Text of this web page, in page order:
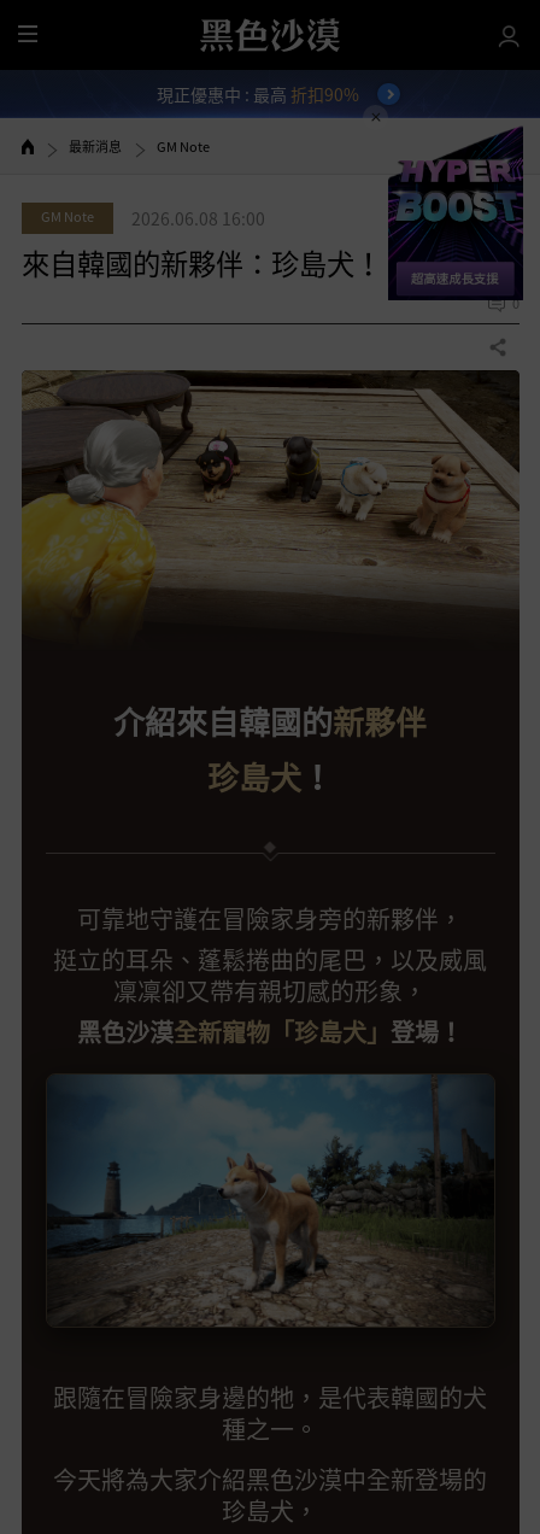
全
部
單
現正優惠中 : 最高 折扣90%
最新消息 GM Note
GM Note 2026.06.08 16:00
來自韓國的新夥伴：珍島犬！
0
分享
介紹來自韓國的新夥伴
珍島犬 ！
可靠地守護在冒險家身旁的新夥伴，
挺立的耳朵、蓬鬆捲曲的尾巴，以及威風
凜凜卻又帶有親切感的形象，
黑色沙漠全新寵物「珍島犬」 登場！
跟隨在冒險家身邊的牠， 是代表韓國的犬
種之一。
今天將為大家介紹黑色沙漠中全新登場的
珍島犬，